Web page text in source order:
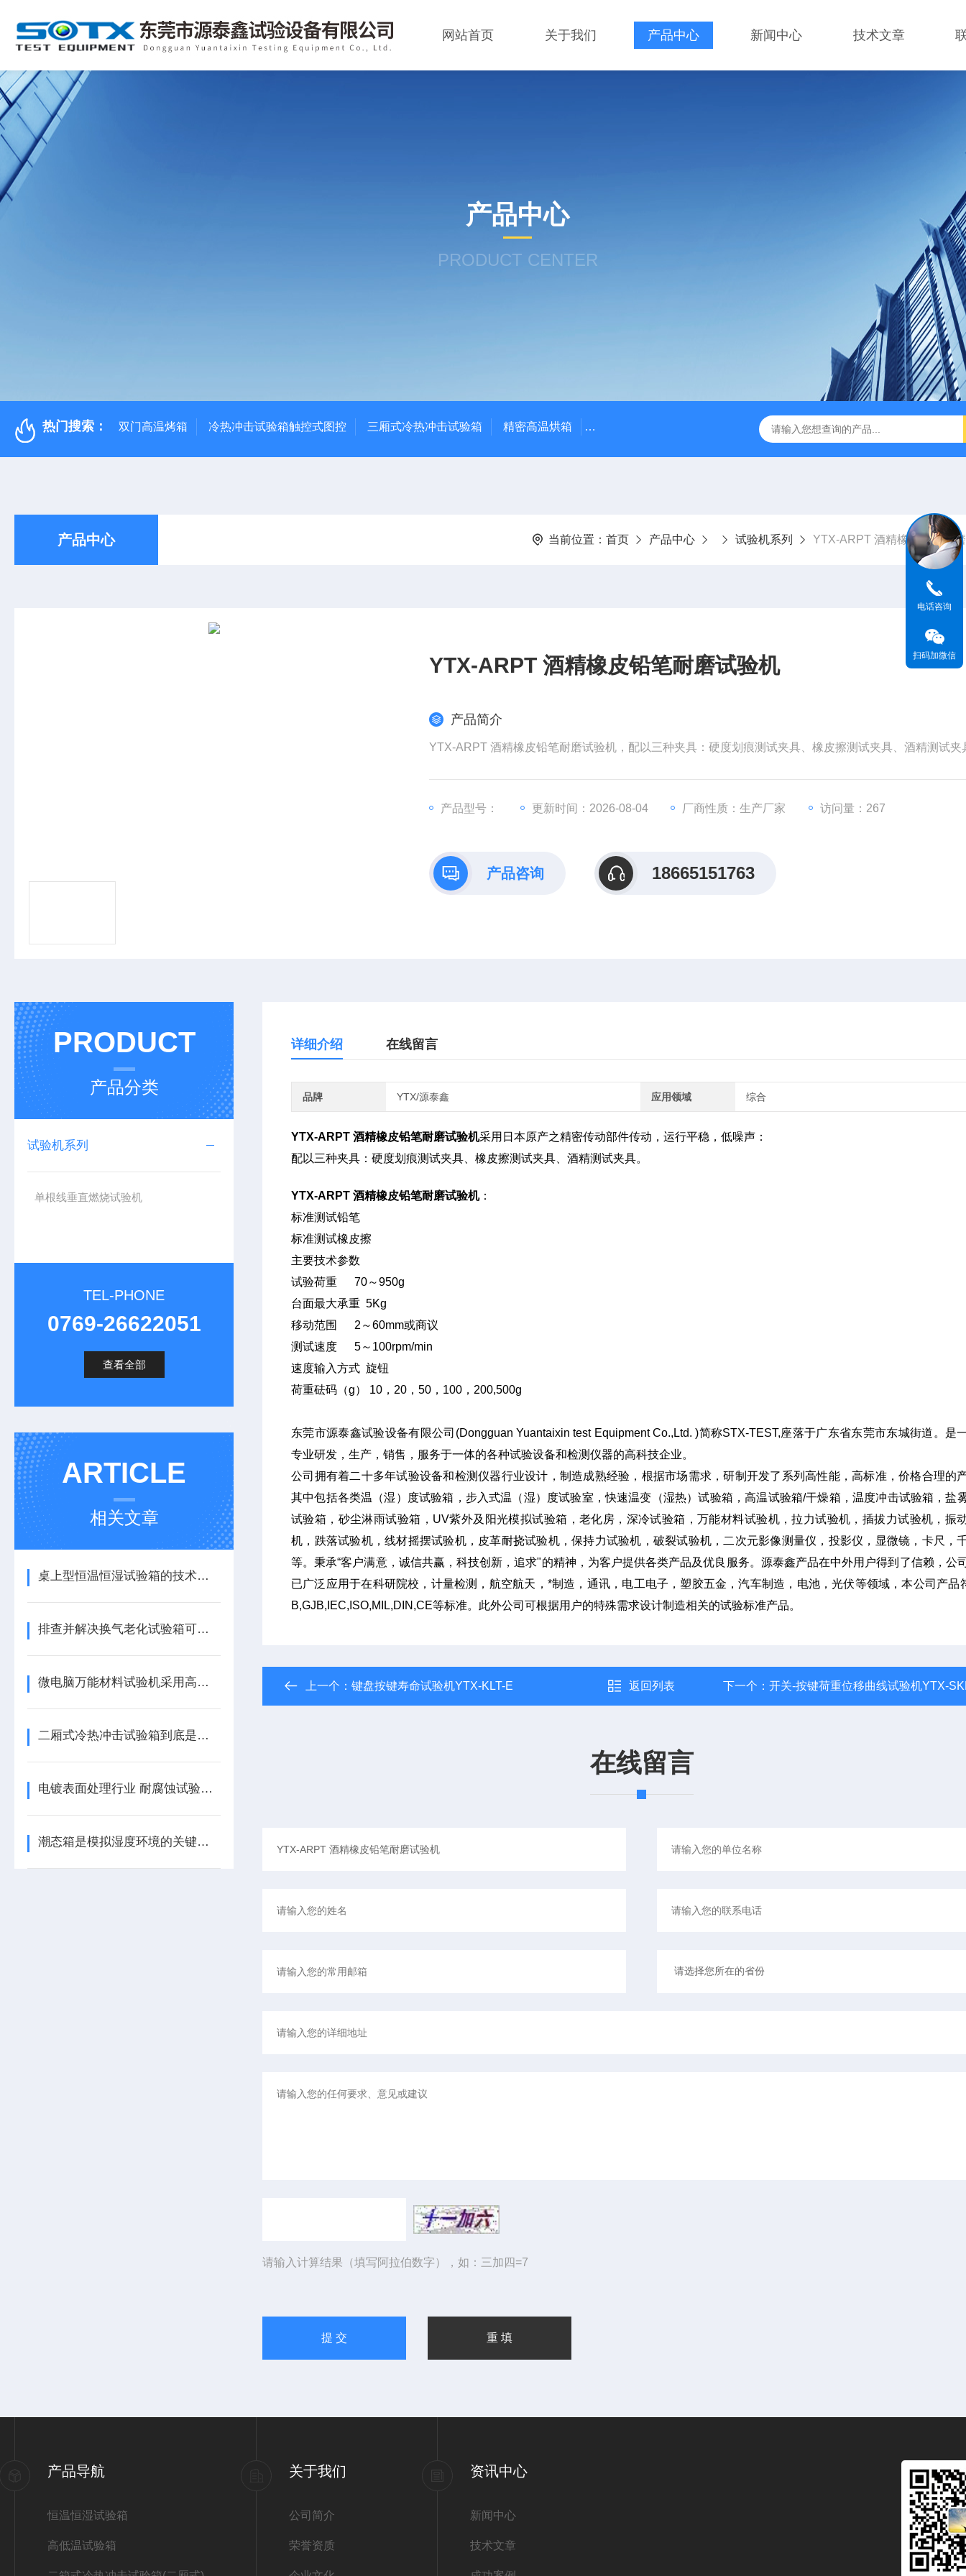
网站首页 关于我们 产品中心 新闻中心 技术文章
产品中心
PRODUCT CENTER
热门搜索： 双门高温烤箱 冷热冲击试验箱触控式图控 三厢式冷热冲击试验箱 精密高温烘箱 YTX-BIR步入式高温老化房 立式恒温恒湿试验箱
产品中心 当前位置： 首页 产品中心 试验机系列 YTX-ARPT 酒精橡皮铅笔耐
YTX-ARPT 酒精橡皮铅笔耐磨试验机
产品简介
YTX-ARPT 酒精橡皮铅笔耐磨试验机，配以三种夹具：硬度划痕测试夹具、橡皮擦测试夹具、酒精测试夹
产品型号： 更新时间：2026-08-04 厂商性质：生产厂家 访问量：267
产品咨询 18665151763
PRODUCT
产品分类
试验机系列
单根线垂直燃烧试验机
TEL-PHONE
0769-26622051
查看全部
ARTICLE
相关文章
桌上型恒温恒湿试验箱的技术特点及适用范围
排查并解决换气老化试验箱可能存在的问题
微电脑万能材料试验机采用高精度传感器和先进的控制系统
二厢式冷热冲击试验箱到底是个什么？
电镀表面处理行业 耐腐蚀试验机标准试验流程
潮态箱是模拟湿度环境的关键设备
详细介绍 在线留言
品牌 YTX/源泰鑫 应用领域 综合
YTX-ARPT 酒精橡皮铅笔耐磨试验机采用日本原产之精密传动部件传动，运行平稳，低噪声：
配以三种夹具：硬度划痕测试夹具、橡皮擦测试夹具、酒精测试夹具。
YTX-ARPT 酒精橡皮铅笔耐磨试验机：
标准测试铅笔
标准测试橡皮擦
主要技术参数
试验荷重 70～950g
台面最大承重 5Kg
移动范围 2～60mm或商议
测试速度 5～100rpm/min
速度输入方式 旋钮
荷重砝码（g） 10，20，50，100，200,500g
东莞市源泰鑫试验设备有限公司(Dongguan Yuantaixin test Equipment Co.,Ltd. )简称STX-TEST,座落于广东省东莞市东城街道。是
专业研发，生产，销售，服务于一体的各种试验设备和检测仪器的高科技企业。
公司拥有着二十多年试验设备和检测仪器行业设计，制造成熟经验，根据市场需求，研制开发了系列高性能，高标准，价格合理的
其中包括各类温（湿）度试验箱，步入式温（湿）度试验室，快速温变（湿热）试验箱，高温试验箱/干燥箱，温度冲击试验箱，盐
试验箱，砂尘淋雨试验箱，UV紫外及阳光模拟试验箱，老化房，深冷试验箱，万能材料试验机，拉力试验机，插拔力试验机，振
机，跌落试验机，线材摇摆试验机，皮革耐挠试验机，保持力试验机，破裂试验机，二次元影像测量仪，投影仪，显微镜，卡尺，
等。秉承“客户满意，诚信共赢，科技创新，追求"的精神，为客户提供各类产品及优良服务。源泰鑫产品在中外用户得到了信赖，公
已广泛应用于在科研院校，计量检测，航空航天，*制造，通讯，电工电子，塑胶五金，汽车制造，电池，光伏等领域，本公司产品
B,GJB,IEC,ISO,MIL,DIN,CE等标准。此外公司可根据用户的特殊需求设计制造相关的试验标准产品。
上一个： 键盘按键寿命试验机YTX-KLT-E 返回列表 下一个： 开关-按键荷重位移曲线试验机YTX-
在线留言
请输入计算结果（填写阿拉伯数字），如：三加四=7
产品导航
恒温恒湿试验箱
高低温试验箱
关于我们
公司简介
荣誉资质
资讯中心
新闻中心
技术文章
电话咨询
扫码加微信